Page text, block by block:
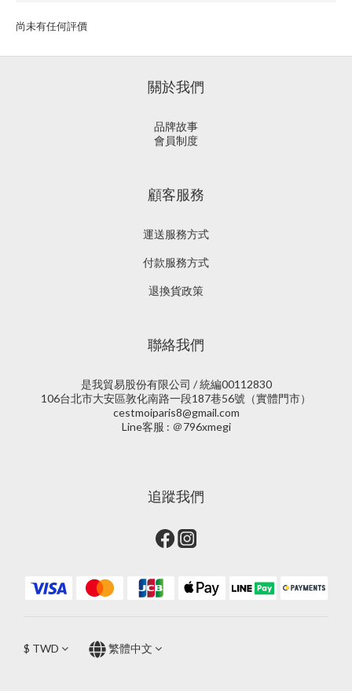
尚未有任何評價
關於我們
品牌故事
會員制度
顧客服務
運送服務方式
付款服務方式
退換貨政策
聯絡我們
是我貿易股份有限公司 / 統編00112830
106台北市大安區敦化南路一段187巷56號（實體門市）
cestmoiparis8@gmail.com
Line客服 : ＠796xmegi
追蹤我們
$ TWD 繁體中文